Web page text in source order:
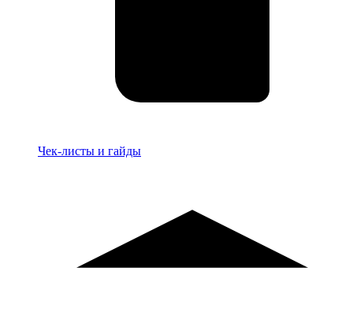
Материалы
Чек-листы и гайды